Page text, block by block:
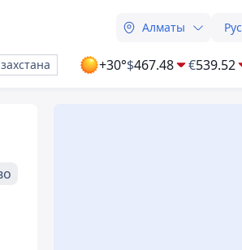
Алматы Рус
+30°$467.48 €539.52